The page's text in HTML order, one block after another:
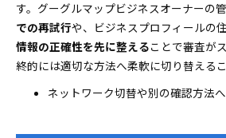
す。グーグルマップビジネスオーナーの
での再試行や、ビジネスプロフィールの
情報の正確性を先に整えることで審査が
終的には適切な方法へ柔軟に切り替える
ネットワーク切替や別の確認方法